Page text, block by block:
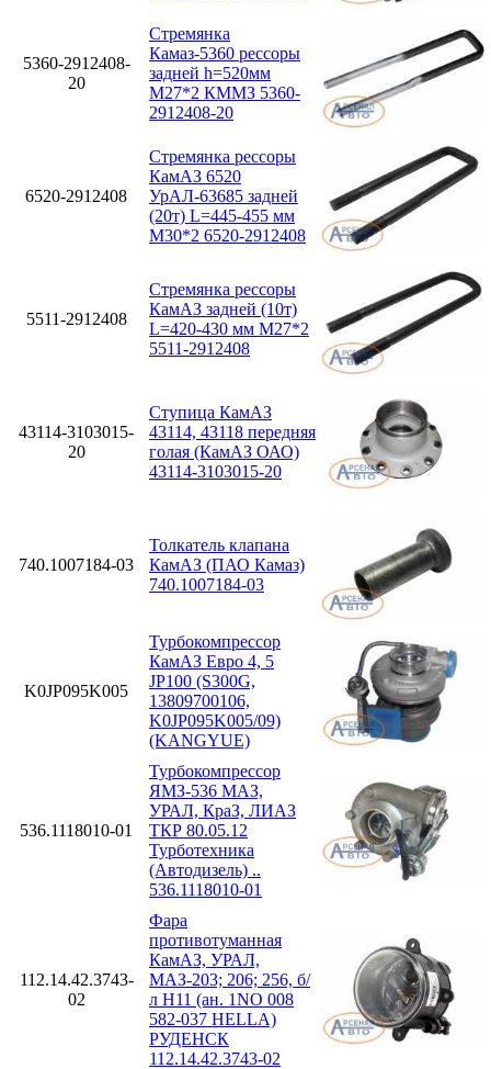
5360-2912408-
20
Стремянка
Камаз-5360 рессоры
задней h=520мм
М27*2 КММЗ 5360-
2912408-20
6520-2912408
Стремянка рессоры
КамАЗ 6520
УрАЛ-63685 задней
(20т) L=445-455 мм
М30*2 6520-2912408
5511-2912408
Стремянка рессоры
КамАЗ задней (10т)
L=420-430 мм М27*2
5511-2912408
43114-3103015-
20
Ступица КамАЗ
43114, 43118 передняя
голая (КамАЗ ОАО)
43114-3103015-20
740.1007184-03
Толкатель клапана
КамАЗ (ПАО Камаз)
740.1007184-03
K0JP095K005
Турбокомпрессор
КамАЗ Евро 4, 5
JP100 (S300G,
13809700106,
K0JP095K005/09)
(KANGYUE)
536.1118010-01
Турбокомпрессор
ЯМЗ-536 МАЗ,
УРАЛ, КраЗ, ЛИАЗ
ТКР 80.05.12
Турботехника
(Автодизель) ..
536.1118010-01
112.14.42.3743-
02
Фара
противотуманная
КамАЗ, УРАЛ,
МАЗ-203; 206; 256, б/
л H11 (ан. 1NO 008
582-037 HELLA)
РУДЕНСК
112.14.42.3743-02